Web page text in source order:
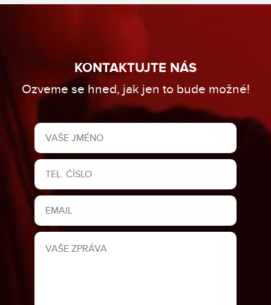
KONTAKTUJTE NÁS
Ozveme se hned, jak jen to bude možné!